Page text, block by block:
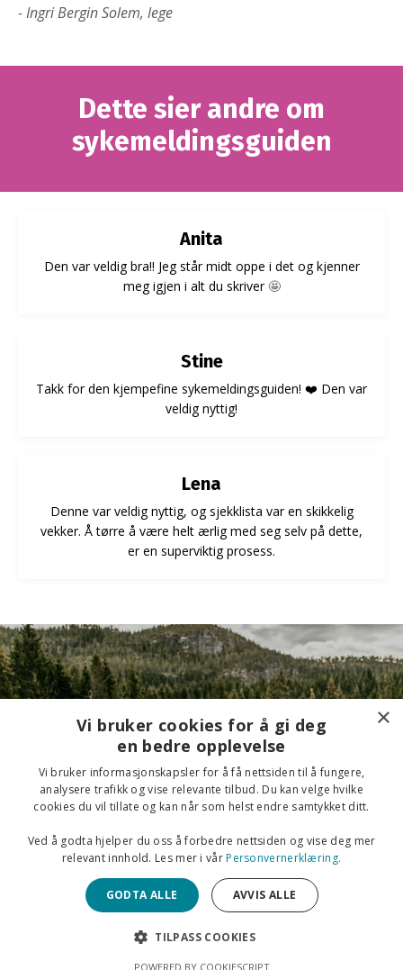
- Ingri Bergin Solem, lege
Dette sier andre om
sykemeldingsguiden
Anita
Den var veldig bra!! Jeg står midt oppe i det og kjenner
meg igjen i alt du skriver 🤩
Stine
Takk for den kjempefine sykemeldingsguiden! ❤️ Den var
veldig nyttig!
Lena
Denne var veldig nyttig, og sjekklista var en skikkelig
vekker. Å tørre å være helt ærlig med seg selv på dette,
er en superviktig prosess.
Send meg guiden nå
Personvern
© 2026 DrIngri // Mestring og Helse
×
Vi bruker cookies for å gi deg
en bedre opplevelse
Vi bruker informasjonskapsler for å få nettsiden til å fungere,
analysere trafikk og vise relevante tilbud. Du kan velge hvilke
cookies du vil tillate og kan når som helst endre samtykket ditt.
Ved å godta hjelper du oss å forbedre nettsiden og vise deg mer
relevant innhold. Les mer i vårPersonvernerklæring.
GODTA ALLE AVVIS ALLE
TILPASS COOKIES
POWERED BY COOKIESCRIPT